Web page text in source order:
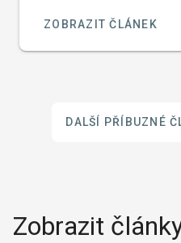
připíšeme Italům a nebo
ZOBRAZIT ČLÁNEK
DALŠÍ PŘÍBUZNÉ
Zobrazit